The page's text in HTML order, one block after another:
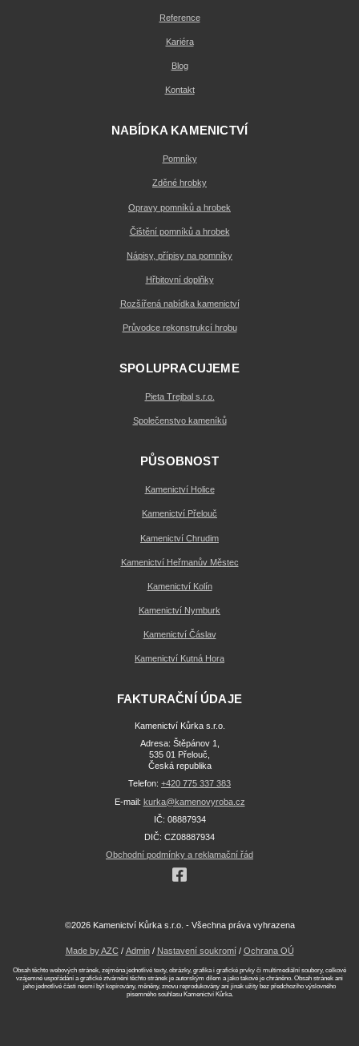
Reference
Kariéra
Blog
Kontakt
NABÍDKA KAMENICTVÍ
Pomníky
Zděné hrobky
Opravy pomníků a hrobek
Čištění pomníků a hrobek
Nápisy, přípisy na pomníky
Hřbitovní doplňky
Rozšířená nabídka kamenictví
Průvodce rekonstrukcí hrobu
SPOLUPRACUJEME
Pieta Trejbal s.r.o.
Společenstvo kameníků
PŮSOBNOST
Kamenictví Holice
Kamenictví Přelouč
Kamenictví Chrudim
Kamenictví Heřmanův Městec
Kamenictví Kolín
Kamenictví Nymburk
Kamenictví Čáslav
Kamenictví Kutná Hora
FAKTURAČNÍ ÚDAJE
Kamenictví Kůrka s.r.o.
Adresa: Štěpánov 1,
535 01 Přelouč,
Česká republika
Telefon: +420 775 337 383
E-mail: kurka@kamenovyroba.cz
IČ: 08887934
DIČ: CZ08887934
Obchodní podmínky a reklamační řád
©2026 Kamenictví Kůrka s.r.o. - Všechna práva vyhrazena
Made by AZC/ Admin/ Nastavení soukromí/ Ochrana OÚ
Obsah těchto webových stránek, zejména jednotlivé texty, obrázky, grafika i grafické prvky či multimediální soubory, celkové
vzájemné uspořádání a grafické ztvárnění těchto stránek je autorským dílem a jako takové je chráněno. Obsah stránek ani
jeho jednotlivé části nesmí být kopírovány, měněny, znovu reprodukovány ani jinak užity bez předchozího výslovného
písemného souhlasu Kamenictví Kůrka.